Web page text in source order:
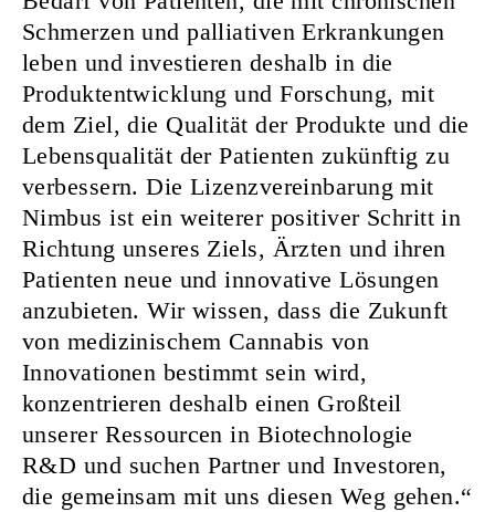
Schmerzen und palliativen Erkrankungen
leben und investieren deshalb in die
Produktentwicklung und Forschung, mit
dem Ziel, die Qualität der Produkte und die
Lebensqualität der Patienten zukünftig zu
verbessern. Die Lizenzvereinbarung mit
Nimbus ist ein weiterer positiver Schritt in
Richtung unseres Ziels, Ärzten und ihren
Patienten neue und innovative Lösungen
anzubieten. Wir wissen, dass die Zukunft
von medizinischem Cannabis von
Innovationen bestimmt sein wird,
konzentrieren deshalb einen Großteil
unserer Ressourcen in Biotechnologie
R&D und suchen Partner und Investoren,
die gemeinsam mit uns diesen Weg gehen.“